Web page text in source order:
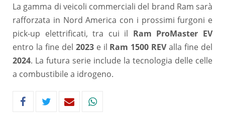
La gamma di veicoli commerciali del brand Ram sarà
rafforzata in Nord America con i prossimi furgoni e
pick-up elettrificati, tra cui il Ram ProMaster EV
entro la fine del 2023e il Ram 1500 REValla fine del
2024. La futura serie include la tecnologia delle celle
a combustibile a idrogeno.